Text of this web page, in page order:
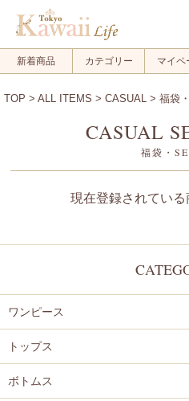
新着商品 カテゴリー マイペ
ログイン
ログアウト
TOP > ALL ITEMS > CASUAL > 福袋
CASUAL
福袋・
現在登録されてい
ワンピース
トップス
ボトムス